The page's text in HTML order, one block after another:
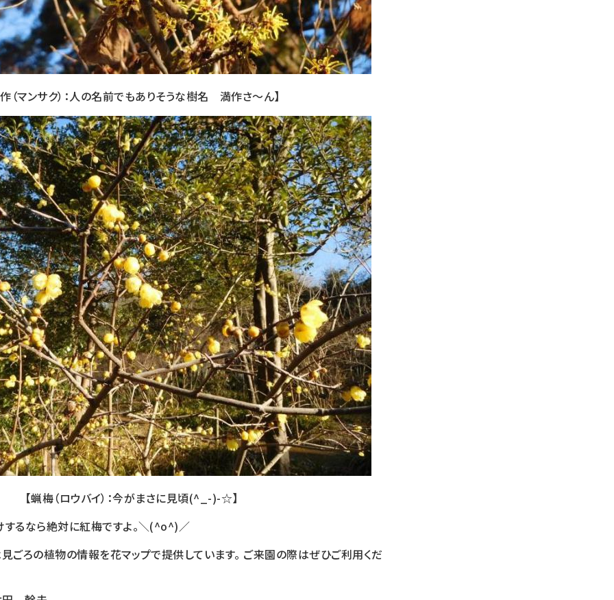
作（マンサク）：人の名前でもありそうな樹名 満作さ～ん】
【蝋梅（ロウバイ）：今がまさに見頃(^_-)-☆】
するなら絶対に紅梅ですよ。＼(^o^)／
ろの植物の情報を花マップで提供しています。 ご来園の際はぜひご利用くだ